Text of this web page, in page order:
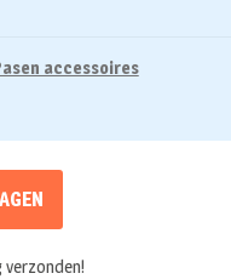
accessoires